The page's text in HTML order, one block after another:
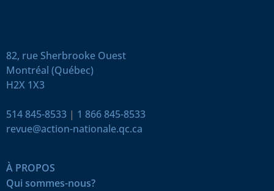
82, rue Sherbrooke Ouest
Montréal (Québec)
H2X 1X3
514 845-8533 | 1 866 845-8533
revue@action-nationale.qc.ca
À PROPOS
Qui sommes-nous?